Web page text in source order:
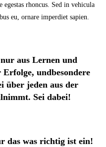
egestas rhoncus. Sed in vehicula
eu, ornare imperdiet sapien.
aus Lernen und
undbesondere
über jeden aus der
Sei dabei!
das was richtig ist ein!